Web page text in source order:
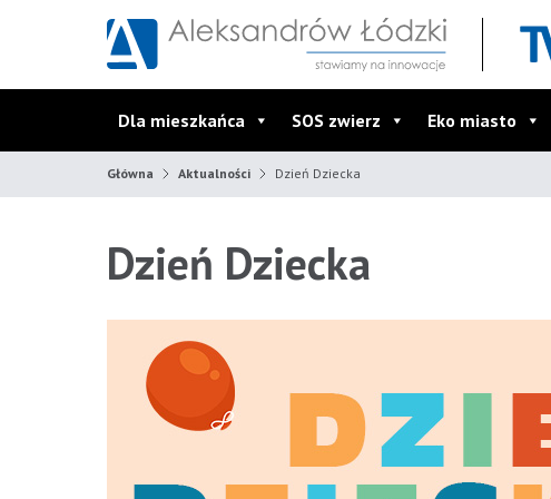
Dla mieszkańca SOS zwierz Eko miasto
Główna Aktualności Dzień Dziecka
Dzień Dziecka